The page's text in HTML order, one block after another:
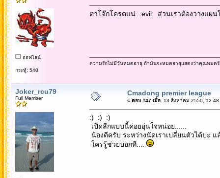
ออฟไลน์
กระทู้: 540
ตาโจ๊กโครตแน่ :evil: ส่วนเราต้องวางแผ
ความรักไม่มีวันหมดอายุ ถ้ามันจะหมดอายุแสดงว่าคุณหมดรั
Joker_rcu79
Full Member
Cmadong premier league
« ตอบ #47 เมื่อ:13 สิงหาคม 2550,
:) :) :)
เปิดลีกแบบนี้ค่อยอุ่นใจหน่อย......
น้องดีครับ ระหว่างนัดเราเปลี่ยนตัวได้ปะ
ใครรู้ช่วยบอกที....